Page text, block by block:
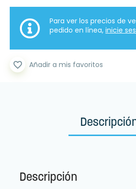
Para ver los precios de
pedido en línea, inicie
favorite_border Añadir a mis favoritos
Descripción